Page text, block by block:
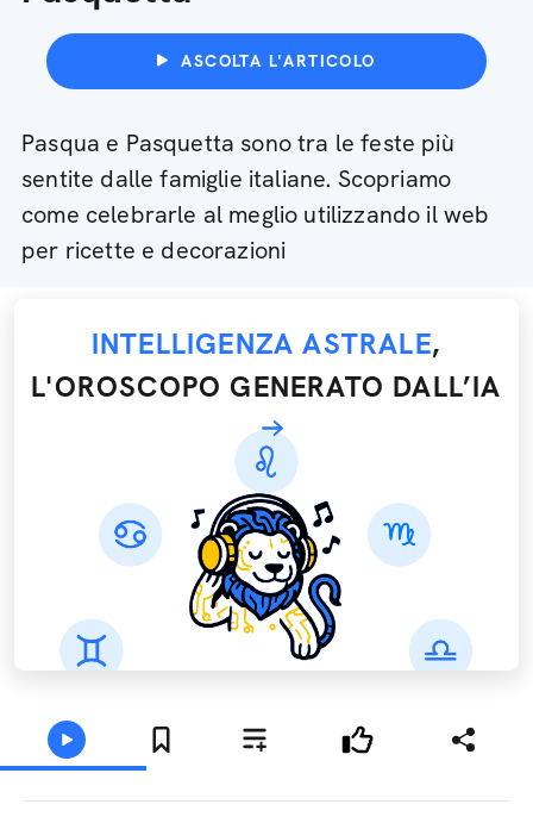
ASCOLTA L'ARTICOLO
Pasqua e Pasquetta sono tra le feste più
sentite dalle famiglie italiane. Scopriamo
come celebrarle al meglio utilizzando il web
per ricette e decorazioni
INTELLIGENZA ASTRALE,
L'OROSCOPO GENERATO DALL’IA